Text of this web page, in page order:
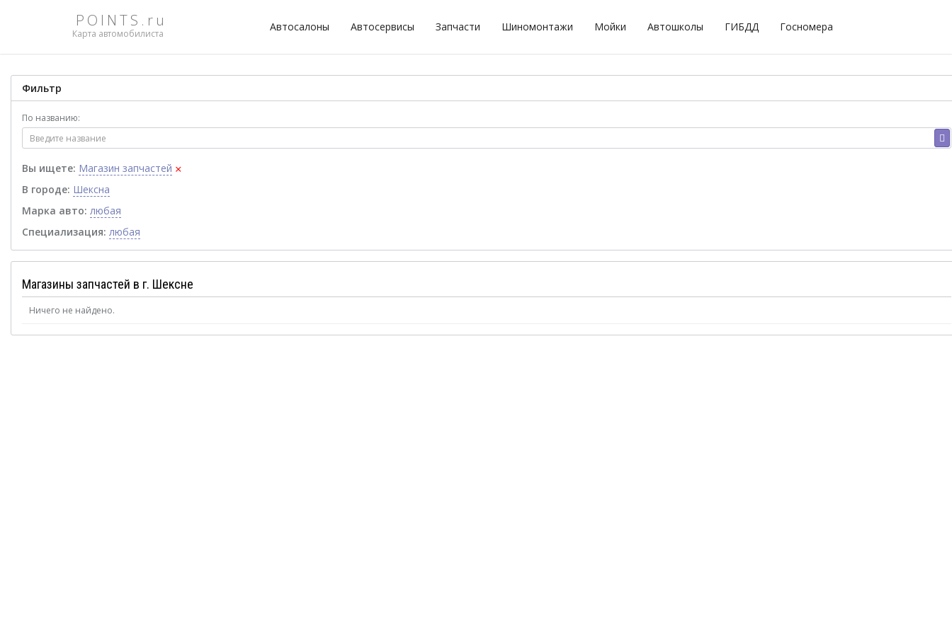
POINTS.ru
Карта автомобилиста
Автосалоны Автосервисы Запчасти Шиномонтажи Мойки Автошколы ГИБДД Госномера
Фильтр
По названию:
Вы ищете: Магазин запчастей ×
В городе: Шексна
Марка авто: любая
Специализация: любая
Магазины запчастей в г. Шексне
Ничего не найдено.